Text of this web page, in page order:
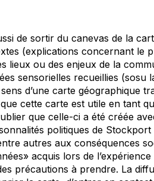
de sortir du canevas de la
(explications concernant le
lieux ou des enjeux de la
sensorielles recueillies (sosu
d’une carte géographique
cette carte est utile en tant
que celle-ci a été créée
politiques de Stockport
autres aux conséquences
acquis lors de
précautions à prendre. La